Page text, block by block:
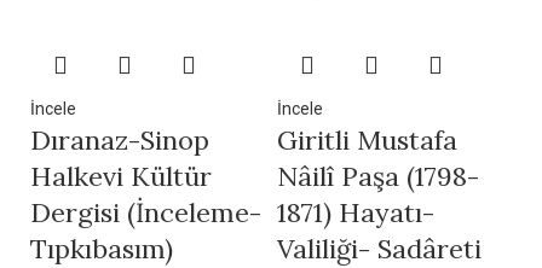
İncele
Dıranaz-Sinop
Halkevi Kültür
Dergisi (İnceleme-
Tıpkıbasım)
İncele
Giritli Mustafa
Nâilî Paşa (1798-
1871) Hayatı-
Valiliği- Sadâreti